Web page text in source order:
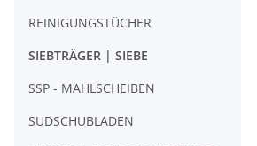
REINIGUNGSTÜCHER
SIEBTRÄGER | SIEBE
SSP - MAHLSCHEIBEN
SUDSCHUBLADEN